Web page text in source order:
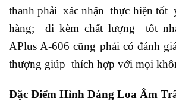
thanh phải xác nhận thực hiện tốt
hàng; đi kèm chất lượng tốt
APlus A-606 cũng phải có đánh
thượng giúp thích hợp với mọi
Đặc Điểm Hình Dáng Loa Âm